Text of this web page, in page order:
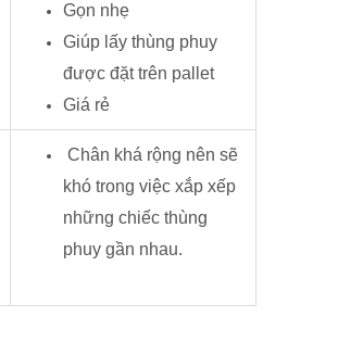
Gọn nhẹ
Giúp lấy thùng phuy
được đặt trên pallet
Giá rẻ
Chân khá rộng nên sẽ
khó trong việc xắp xếp
những chiếc thùng
phuy gần nhau.